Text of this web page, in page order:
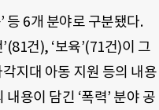
등 6개 분야로 구분됐다.
건), ‘보육’(71건)이 그
지대 아동 지원 등의 내용
용이 담긴 ‘폭력’ 분야 공